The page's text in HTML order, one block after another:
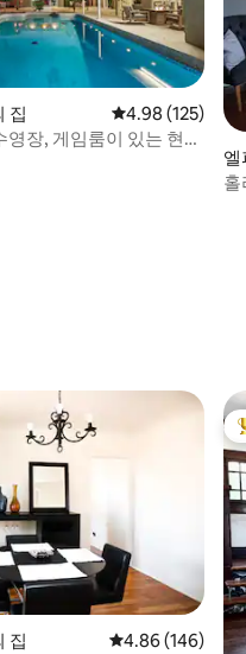
집 평점 4.98점(5점
4.98 (125)
장, 게임룸이 있는 현대
엘
홀
집 평점 4.86점(5점
4.86 (146)